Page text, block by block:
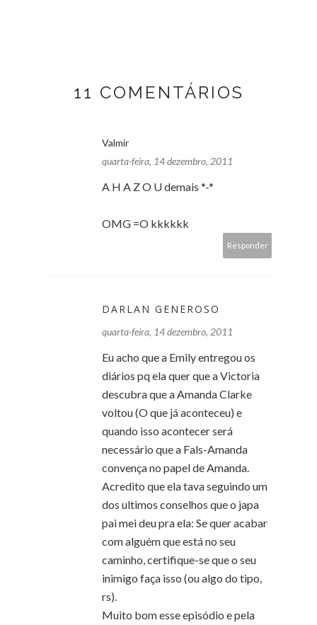
11 COMENTÁRIOS
Valmir
quarta-feira, 14 dezembro, 2011
A H A Z O U demais *-*
OMG =O kkkkkk
Responder
DARLAN GENEROSO
quarta-feira, 14 dezembro, 2011
Eu acho que a Emily entregou os
diários pq ela quer que a Victoria
descubra que a Amanda Clarke
voltou (O que já aconteceu) e
quando isso acontecer será
necessário que a Fals-Amanda
convença no papel de Amanda.
Acredito que ela tava seguindo um
dos ultimos conselhos que o japa
pai mei deu pra ela: Se quer acabar
com alguém que está no seu
caminho, certifique-se que o seu
inimigo faça isso (ou algo do tipo,
rs).
Muito bom esse episódio e pela